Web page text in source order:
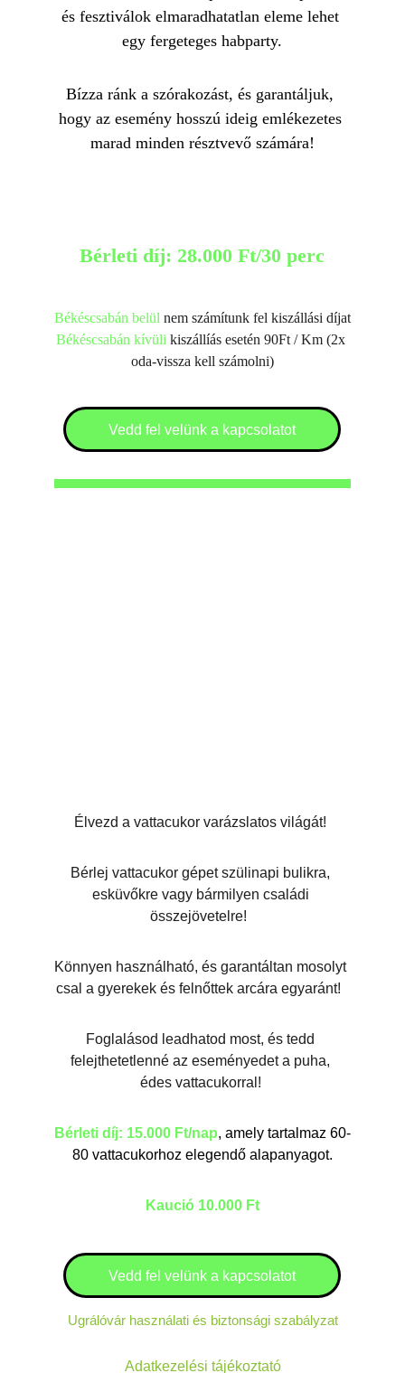
Vedd fel velünk a kapcsolatot
és fesztiválok elmaradhatatlan eleme lehet
egy fergeteges habparty.
Bízza ránk a szórakozást, és garantáljuk,
hogy az esemény hosszú ideig emlékezetes
marad minden résztvevő számára!
Élvezd a vattacukor varázslatos világát!
Bérlej vattacukor gépet szülinapi bulikra,
esküvőkre vagy bármilyen családi
összejövetelre!
Könnyen használható, és garantáltan mosolyt
csal a gyerekek és felnőttek arcára egyaránt!
Foglalásod leadhatod most, és tedd
felejthetetlenné az eseményedet a puha,
édes vattacukorral!
Bérleti díj: 15.000 Ft/nap, amely tartalmaz 60-
80 vattacukorhoz elegendő alapanyagot.
Kaució 10.000 Ft
Vedd fel velünk a kapcsolatot
Bérleti díj: 28.000 Ft/30 perc
Békéscsabán belül nem számítunk fel kiszállási díjat
Békéscsabán kívüli kiszállíás esetén 90Ft / Km (2x
oda-vissza kell számolni)
Ugrálóvár használati és biztonsági szabályzat
Adatkezelési tájékoztató